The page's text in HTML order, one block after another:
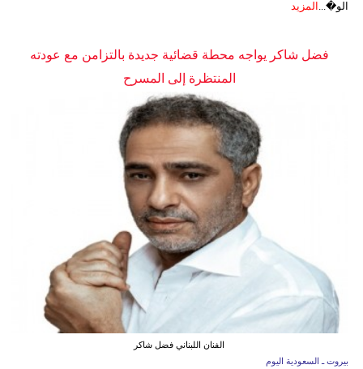
الو�... المزيد
فضل شاكر يواجه محطة قضائية جديدة بالتزامن مع عودته
المنتظرة إلى المسرح
الفنان اللبناني فضل شاكر
بيروت ـ السعودية اليوم